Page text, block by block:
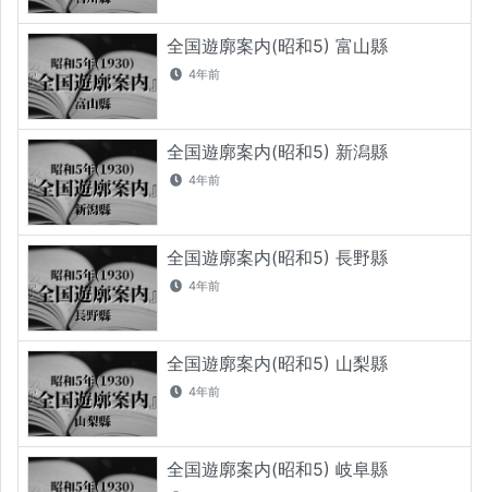
全国遊廓案内(昭和5) 富山縣
4年前
全国遊廓案内(昭和5) 新潟縣
4年前
全国遊廓案内(昭和5) 長野縣
4年前
全国遊廓案内(昭和5) 山梨縣
4年前
全国遊廓案内(昭和5) 岐阜縣